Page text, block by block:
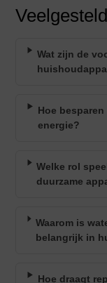
Wat zijn de
Hoe
energie?
Welke rol
duurzame
Waarom is
belangrijk in
Hoe draagt